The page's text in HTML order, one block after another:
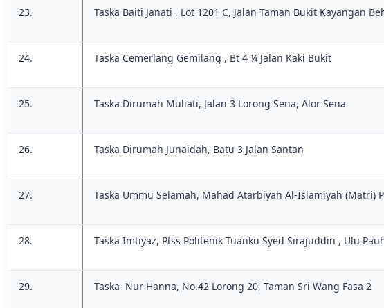
23. Taska Baiti Janati , Lot 1201 C, Jalan Taman Bukit Kayangan
24. Taska Cemerlang Gemilang , Bt 4 ¼ Jalan Kaki Bukit
25. Taska Dirumah Muliati, Jalan 3 Lorong Sena, Alor Sena
26. Taska Dirumah Junaidah, Batu 3 Jalan Santan
27. Taska Ummu Selamah, Mahad Atarbiyah Al-Islamiyah (Matri)
28. Taska Imtiyaz, Ptss Politenik Tuanku Syed Sirajuddin , Ulu
29. Taska Nur Hanna, No.42 Lorong 20, Taman Sri Wang Fasa 2